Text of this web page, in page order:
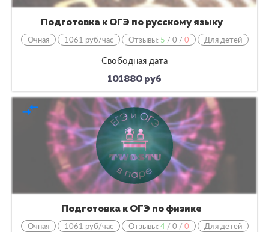
Подготовка к ОГЭ по русскому языку
Очная
1061 руб/час Отзывы: 5 /0 /0 Для детей
Свободная дата
101880 руб
compare_arrows
Подготовка к ОГЭ по физике
Очная
1061 руб/час Отзывы:4 /0 /0 Для детей